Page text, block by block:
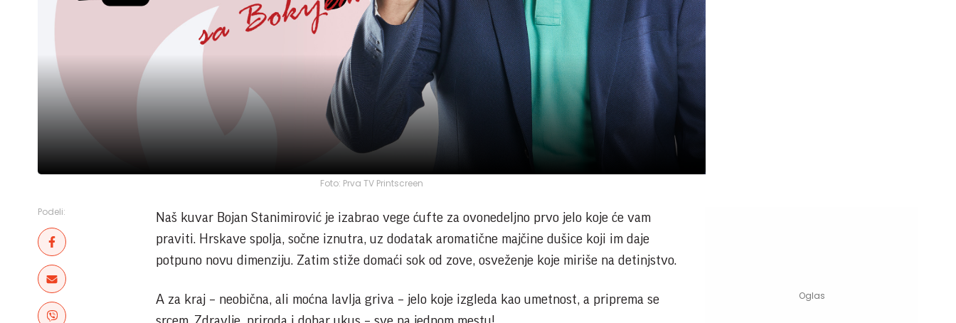
Foto: Prva TV Printscreen
Podeli:
Naš kuvar Bojan Stanimirović je izabrao vege ćufte za ovonedeljno prvo jelo koje će vam
praviti. Hrskave spolja, sočne iznutra, uz dodatak aromatične majčine dušice koji im daje
potpuno novu dimenziju. Zatim stiže domaći sok od zove, osveženje koje miriše na detinjstvo.
A za kraj – neobična, ali moćna lavlja griva – jelo koje izgleda kao umetnost, a priprema se